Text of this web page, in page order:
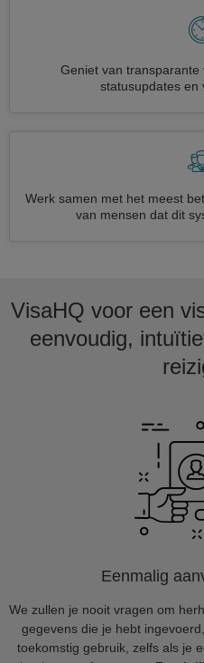
Geniet van
statusupdates en
Werk samen met het meest
van mensen dat dit
VisaHQ voor een
eenvoudig,
Eenmalig
We zullen je nooit vragen om
gegevens die je hebt
toekomstig gebruik, zelfs als je